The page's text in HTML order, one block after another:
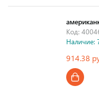
Код:
Наличие:
914.38